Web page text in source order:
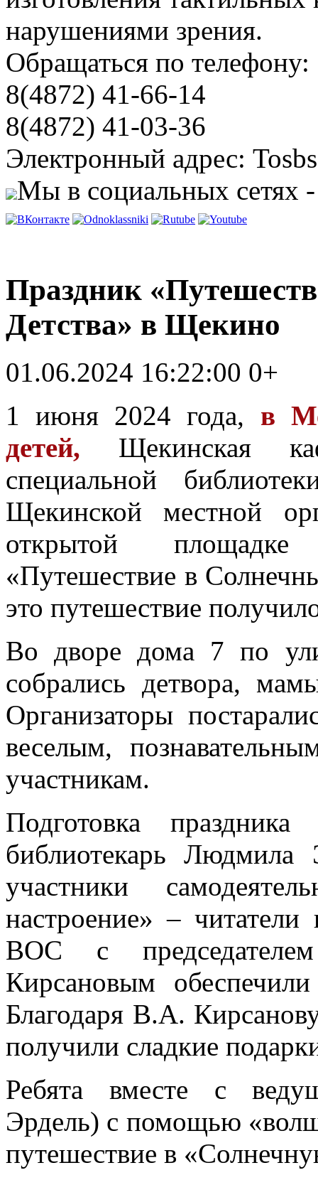
нарушениями зрения.
Обращаться по телефону:
8(4872) 41-66-14
8(4872) 41-03-36
Электронный адрес:
Мы в социальных сетях
Праздник
Детства» в Щекино
01.06.2024 16:22:00 0+
1 июня 2024 года, в
детей, Щекинская
специальной
Щекинской местной
открытой
«Путешествие в
это путешествие
Во дворе дома 7 по
собрались детвора,
Организаторы
веселым,
участникам.
Подготовка
библиотекарь Людмила
участники
настроение» –
ВОС с
Кирсановым
Благодаря В.А.
получили сладкие
Ребята вместе с
Эрдель) с помощью
путешествие в